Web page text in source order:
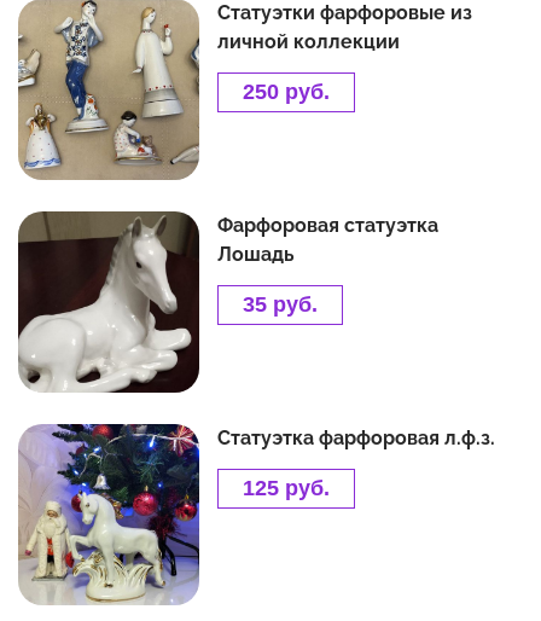
Статуэтки фарфоровые из
личной коллекции
250 руб.
Фарфоровая статуэтка
Лошадь
35 руб.
Статуэтка фарфоровая л.ф.з.
125 руб.